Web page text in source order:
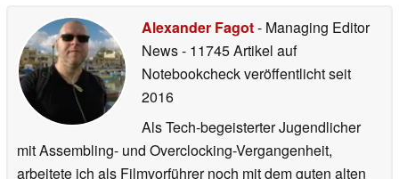
Alexander Fagot- Managing Editor
News- 11745 Artikel auf
Notebookcheck veröffentlichtseit
2016
Als Tech-begeisterter Jugendlicher
mit Assembling- und Overclocking-Vergangenheit,
arbeitete ich als Filmvorführer noch mit dem guten alten